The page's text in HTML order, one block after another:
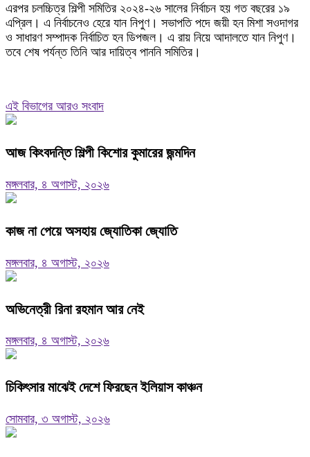
এরপর চলচ্চিত্র শিল্পী সমিতির ২০২৪-২৬ সালের নির্বাচন হয় গত বছরের ১৯
এপ্রিল। এ নির্বাচনেও হেরে যান নিপুণ। সভাপতি পদে জয়ী হন মিশা সওদাগর
ও সাধারণ সম্পাদক নির্বাচিত হন ডিপজল। এ রায় নিয়ে আদালতে যান নিপুণ।
তবে শেষ পর্যন্ত তিনি আর দায়িত্ব পাননি সমিতির।
এই বিভাগের আরও সংবাদ
আজ কিংবদন্তি শিল্পী কিশোর কুমারের জন্মদিন
মঙ্গলবার, ৪ অগাস্ট, ২০২৬
কাজ না পেয়ে অসহায় জ্যোতিকা জ্যোতি
মঙ্গলবার, ৪ অগাস্ট, ২০২৬
অভিনেত্রী রিনা রহমান আর নেই
মঙ্গলবার, ৪ অগাস্ট, ২০২৬
চিকিৎসার মাঝেই দেশে ফিরছেন ইলিয়াস কাঞ্চন
সোমবার, ৩ অগাস্ট, ২০২৬